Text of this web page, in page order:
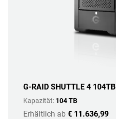
G-RAID SHUTTLE 4 104TB
Kapazität: 104 TB
Erhältlich ab € 11.636,99